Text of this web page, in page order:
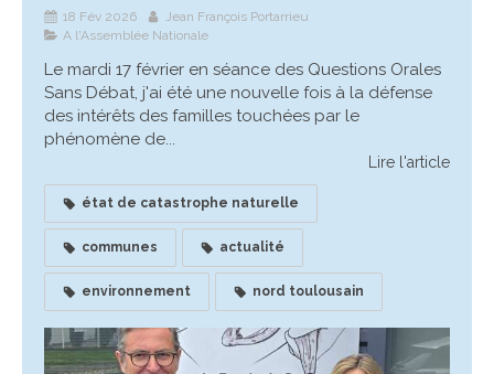
18 Fév 2026
Jean François Portarrieu
A l'Assemblée Nationale
Le mardi 17 février en séance des Questions Orales
Sans Débat, j'ai été une nouvelle fois à la défense
des intérêts des familles touchées par le
phénomène de...
Lire l'article
état de catastrophe naturelle
communes actualité
environnement nord toulousain